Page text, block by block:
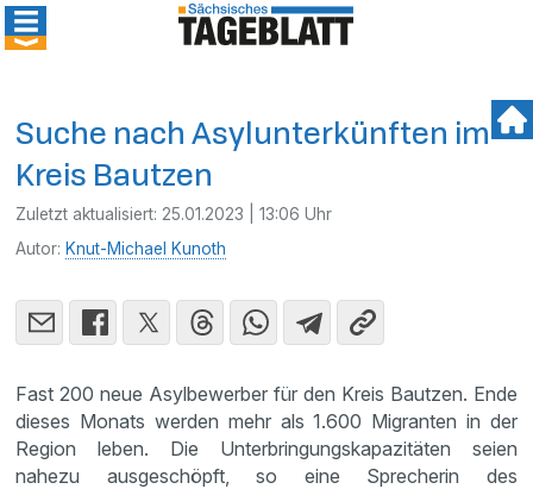
Suche nach Asylunterkünften im
Kreis Bautzen
Zuletzt aktualisiert: 25.01.2023 | 13:06 Uhr
Autor: Knut-Michael Kunoth
Fast 200 neue Asylbewerber für den Kreis Bautzen. Ende
dieses Monats werden mehr als 1.600 Migranten in der
Region leben. Die Unterbringungskapazitäten seien
nahezu ausgeschöpft, so eine Sprecherin des